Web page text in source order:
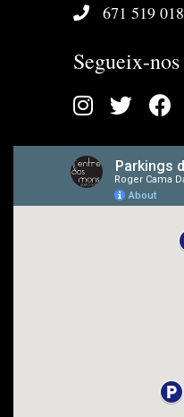
671 519 018
Segueix-nos